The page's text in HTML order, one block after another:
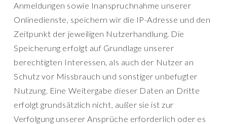
Anmeldungen sowie Inanspruchnahme unserer
Onlinedienste, speichern wir die IP-Adresse und den
Zeitpunkt der jeweiligen Nutzerhandlung. Die
Speicherung erfolgt auf Grundlage unserer
berechtigten Interessen, als auch der Nutzer an
Schutz vor Missbrauch und sonstiger unbefugter
Nutzung. Eine Weitergabe dieser Daten an Dritte
erfolgt grundsätzlich nicht, außer sie ist zur
Verfolgung unserer Ansprüche erforderlich oder es